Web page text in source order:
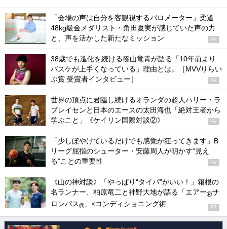
「会場の声は自分を客観視するバロメーター」柔道
48kg級金メダリスト・角田夏実が感じていた声の力
と、声を活かした新たなミッション
PR
38歳でも進化を続ける篠山竜青が語る「10年前より
バスケが上手くなっている」理由とは。［MVVりらい
ぶ賞 受賞者インタビュー］
PR
世界の頂点に君臨し続けるオランダの超人ハリー・ラ
ブレイセンと日本のエースの太田海也「絶対王者から
学ぶこと」《ケイリン国際対談②》
PR
「少しぼやけているだけでも感覚が狂ってきます」B
リーグ屈指のシューター・安藤周人が明かす“見え
る”ことの重要性
PR
《山の神対談》「やっぱり“タイパ”がいい！」箱根の
名ランナー、柏原竜二と神野大地が語る「エアー®サ
ロンパス® 」×コンディショニング術 PR